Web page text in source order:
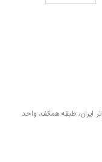
ایران، طبقه همکف، واحد